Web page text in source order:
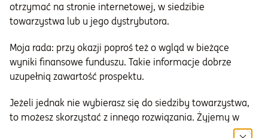
otrzymać na stronie internetowej, w siedzibie
towarzystwa lub u jego dystrybutora.
Moja rada: przy okazji poproś też o wgląd w bieżące
wyniki finansowe funduszu. Takie informacje dobrze
uzupełnią zawartość prospektu.
Jeżeli jednak nie wybierasz się do siedziby towarzystwa,
to możesz skorzystać z innego rozwiązania. Żyjemy w
czasach, w których wiedzy szuka się głównie w Internecie.